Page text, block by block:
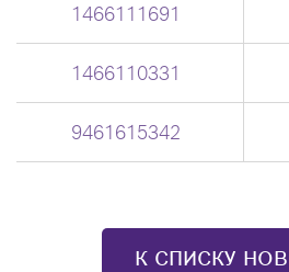
1466111691
1466110331
9461615342
К СПИСКУ